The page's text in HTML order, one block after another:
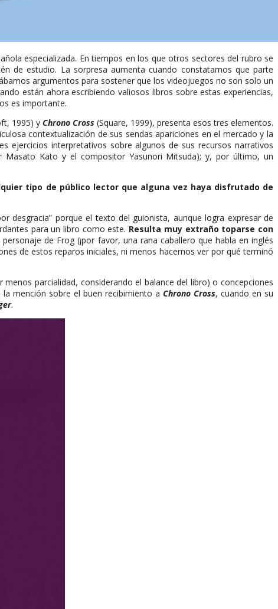
especializada. En tiempos en los que otros sectores del rubro se
de estudio. La sorpresa aumenta cuando constatamos que parte
argumentos para sostener que los videojuegos no son solo un
están ahora escribiendo valiosos libros sobre estas experiencias,
es importante.
1995) y Chrono Cross (Square, 1999), presenta esos tres elementos.
contextualización de sus sendas apariciones en el mercado y la
ejercicios interpretativos sobre algunos de sus recursos narrativos
Kato y el compositor Yasunori Mitsuda); y, por último, un
tipo de público lector que alguna vez haya disfrutado de
desgracia” porque el texto del guionista, aunque logra expresar de
para un libro como este. Resulta muy extraño toparse con
de Frog (¡por favor, una rana caballero que habla en inglés
de estos reparos iniciales, ni menos hacernos ver por qué terminó
menos parcialidad, considerando el balance del libro) o concepciones
mención sobre el buen recibimiento a Chrono Cross, cuando en su
.